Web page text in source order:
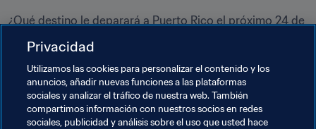
¿Qué destino le deparará a Puerto Rico el próximo 24 de
Mundial de la FIFA Catar 2022 ante San Cristóbal y
Nieves? Ganen o pierdan, una cosa es segura: las
alegrías y tristezas del presente son los cimientos de un
mejor futuro.
Privacidad
Utilizamos las cookies para personalizar el contenido y los
anuncios, añadir nuevas funciones a las plataformas
sociales y analizar el tráfico de nuestra web. También
compartimos información con nuestros socios en redes
sociales, publicidad y análisis sobre el uso que usted hace